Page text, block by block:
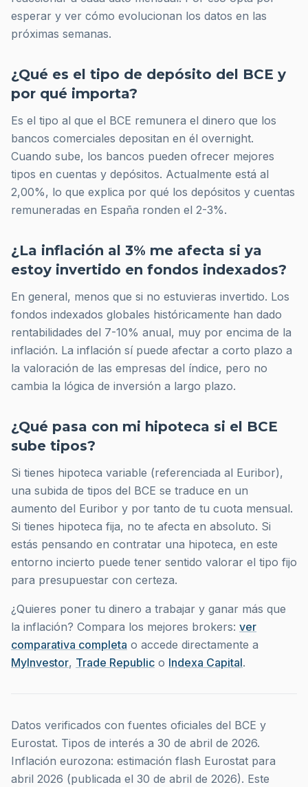
esperar y ver cómo evolucionan los datos en las
próximas semanas.
¿Qué es el tipo de depósito del BCE y
por qué importa?
Es el tipo al que el BCE remunera el dinero que los
bancos comerciales depositan en él overnight.
Cuando sube, los bancos pueden ofrecer mejores
tipos en cuentas y depósitos. Actualmente está al
2,00%, lo que explica por qué los depósitos y cuentas
remuneradas en España ronden el 2-3%.
¿La inflación al 3% me afecta si ya
estoy invertido en fondos indexados?
En general, menos que si no estuvieras invertido. Los
fondos indexados globales históricamente han dado
rentabilidades del 7-10% anual, muy por encima de la
inflación. La inflación sí puede afectar a corto plazo a
la valoración de las empresas del índice, pero no
cambia la lógica de inversión a largo plazo.
¿Qué pasa con mi hipoteca si el BCE
sube tipos?
Si tienes hipoteca variable (referenciada al Euribor),
una subida de tipos del BCE se traduce en un
aumento del Euribor y por tanto de tu cuota mensual.
Si tienes hipoteca fija, no te afecta en absoluto. Si
estás pensando en contratar una hipoteca, en este
entorno incierto puede tener sentido valorar el tipo fijo
para presupuestar con certeza.
¿Quieres poner tu dinero a trabajar y ganar más que
la inflación? Compara los mejores brokers: ver
comparativa completa o accede directamente a
MyInvestor, Trade Republic o Indexa Capital.
Datos verificados con fuentes oficiales del BCE y
Eurostat. Tipos de interés a 30 de abril de 2026.
Inflación eurozona: estimación flash Eurostat para
abril 2026 (publicada el 30 de abril de 2026). Este